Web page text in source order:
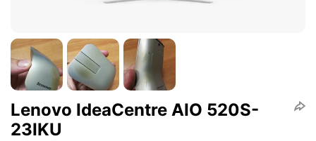
Lenovo IdeaCentre AIO 520S-
23IKU